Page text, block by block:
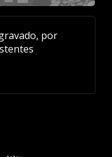
por